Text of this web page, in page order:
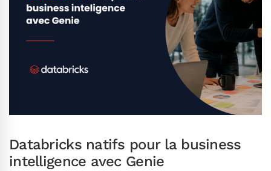
Databricks natifs pour la business
intelligence avec Genie